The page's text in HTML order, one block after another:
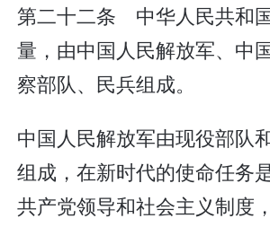
第二十二条 中华人民共和
量，由中国人民解放军、中
察部队、民兵组成。
中国人民解放军由现役部队
组成，在新时代的使命任务
共产党领导和社会主义制度